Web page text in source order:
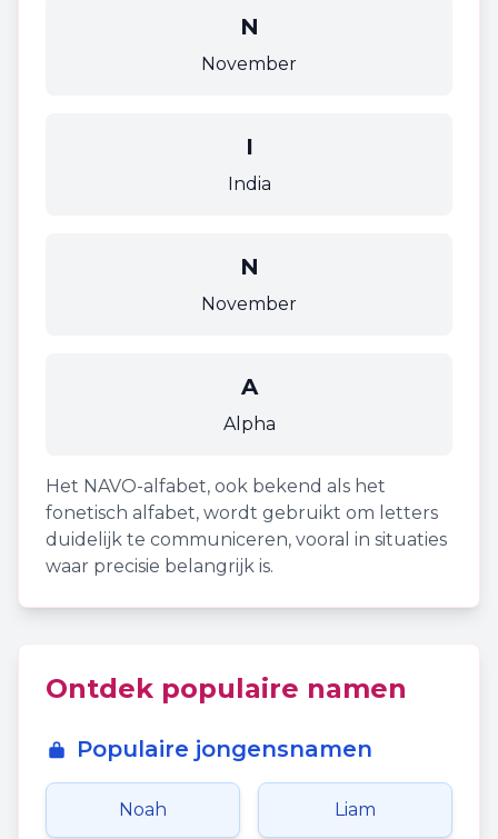
N
November
I
India
N
November
A
Alpha
Het NAVO-alfabet, ook bekend als het
fonetisch alfabet, wordt gebruikt om letters
duidelijk te communiceren, vooral in situaties
waar precisie belangrijk is.
Ontdek populaire namen
Populaire jongensnamen
Noah Liam